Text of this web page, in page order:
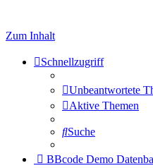
Zum Inhalt
Schnellzugriff
Unbeantwortete
Aktive Themen
Suche
BBcode Demo